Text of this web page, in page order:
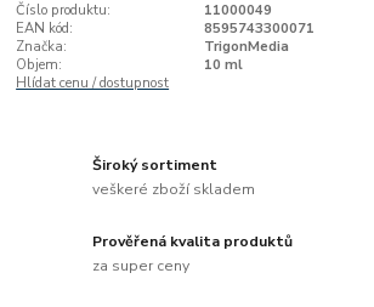
Číslo produktu:
11000049
EAN kód:
8595743300071
Značka:
TrigonMedia
Objem:
10 ml
Hlídat cenu / dostupnost
Široký sortiment
veškeré zboží skladem
Prověřená kvalita produktů
za super ceny